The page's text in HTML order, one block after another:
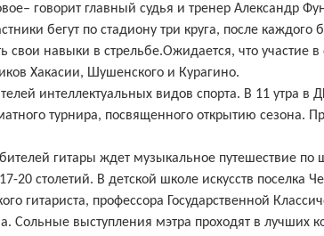
говорит главный судья и тренер Александр
бегут по стадиону три круга, после каждого
свои навыки в стрельбе.Ожидается, что участие
Хакасии, Шушенского и Курагино.
интеллектуальных видов спорта. В 11 утра в
турнира, посвященного открытию сезона.
гитары ждет музыкальное путешествие по
20 столетий. В детской школе искусств поселка
гитариста, профессора Государственной
Сольные выступления мэтра проходят в лучших